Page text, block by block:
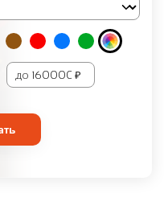
до ₽